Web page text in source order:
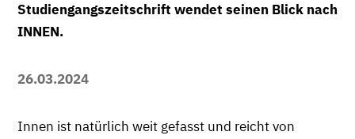
Studiengangszeitschrift wendet seinen Blick nach
INNEN.
26.03.2024
Innen ist natürlich weit gefasst und reicht von